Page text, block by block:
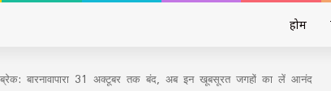
होम
बारनावापारा 31 अक्टूबर तक बंद, अब इन खूबसूरत जगहों का लें आनंद